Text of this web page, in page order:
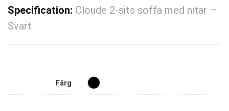
Specification: Cloude 2-sits soffa med nitar –
Svart
Färg